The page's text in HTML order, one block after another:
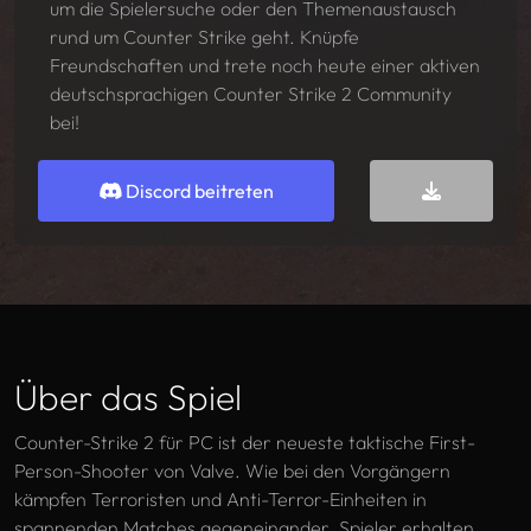
um die Spielersuche oder den Themenaustausch
rund um Counter Strike geht. Knüpfe
Freundschaften und trete noch heute einer aktiven
deutschsprachigen Counter Strike 2 Community
bei!
Discord beitreten
Über das Spiel
Counter-Strike 2 für PC ist der neueste taktische First-
Person-Shooter von Valve. Wie bei den Vorgängern
kämpfen Terroristen und Anti-Terror-Einheiten in